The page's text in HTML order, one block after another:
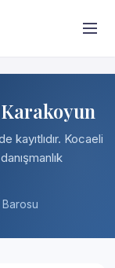
kayıtlıdır. Kocaeli